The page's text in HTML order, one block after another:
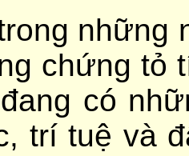
những
chứng tỏ
có
trí tuệ và